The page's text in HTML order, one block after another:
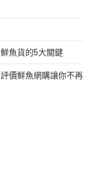
魚貨的5大關鍵
價鮮魚網購讓你不再